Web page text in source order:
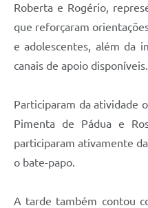
Roberta e Rogério,
que reforçaram
e adolescentes, além da
canais de apoio disponíveis.
Participaram da atividade
Pimenta de Pádua e
participaram ativamente
o bate-papo.
A tarde também contou